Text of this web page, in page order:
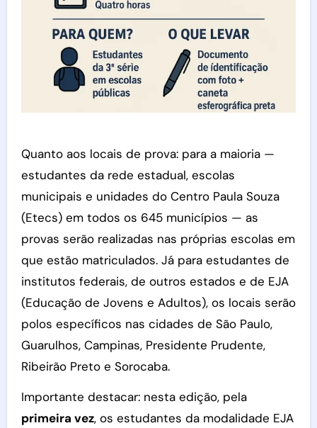
Quanto aos locais de prova: para a maioria —
estudantes da rede estadual, escolas
municipais e unidades do Centro Paula Souza
(Etecs) em todos os 645 municípios — as
provas serão realizadas nas próprias escolas em
que estão matriculados. Já para estudantes de
institutos federais, de outros estados e de EJA
(Educação de Jovens e Adultos), os locais serão
polos específicos nas cidades de São Paulo,
Guarulhos, Campinas, Presidente Prudente,
Ribeirão Preto e Sorocaba.
Importante destacar: nesta edição, pela
primeira vez, os estudantes da modalidade EJA